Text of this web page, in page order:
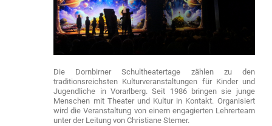
Die Dornbirner Schultheatertage zählen zu den
traditionsreichsten Kulturveranstaltungen für Kinder und
Jugendliche in Vorarlberg. Seit 1986 bringen sie junge
Menschen mit Theater und Kultur in Kontakt. Organisiert
wird die Veranstaltung von einem engagierten Lehrerteam
unter der Leitung von Christiane Stemer.